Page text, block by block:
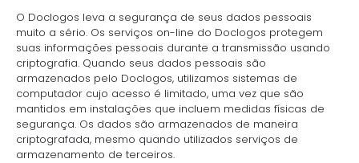
O Doclogos leva a segurança de seus dados pessoais
muito a sério. Os serviços on-line do Doclogos protegem
suas informações pessoais durante a transmissão usando
criptografia. Quando seus dados pessoais são
armazenados pelo Doclogos, utilizamos sistemas de
computador cujo acesso é limitado, uma vez que são
mantidos em instalações que incluem medidas físicas de
segurança. Os dados são armazenados de maneira
criptografada, mesmo quando utilizados serviços de
armazenamento de terceiros.